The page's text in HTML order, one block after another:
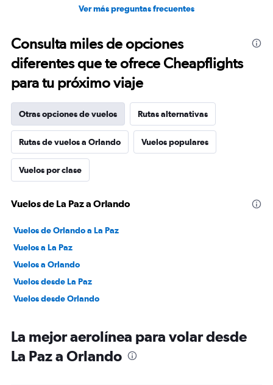
Ver más preguntas frecuentes
Consulta miles de opciones
diferentes que te ofrece Cheapflights
para tu próximo viaje
Otras opciones de vuelos Rutas alternativas
Rutas de vuelos a Orlando Vuelos populares
Vuelos por clase
Vuelos de La Paz a Orlando
Vuelos de Orlando a La Paz
Vuelos a La Paz
Vuelos a Orlando
Vuelos desde La Paz
Vuelos desde Orlando
La mejor aerolínea para volar desde
La Paz a Orlando